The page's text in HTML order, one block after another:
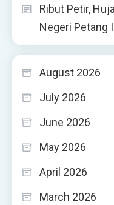
Ribut Petir,
Negeri Petang
August 2026
July 2026
June 2026
May 2026
April 2026
March 2026